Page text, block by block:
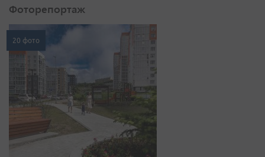
Фоторепортаж
20 фото